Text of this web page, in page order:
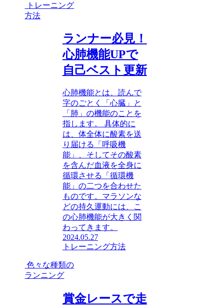
トレーニング
方法
ランナー必見！
心肺機能UPで
自己ベスト更新
心肺機能とは、読んで
字のごとく「心臓」と
「肺」の機能のことを
指します。 具体的に
は、体全体に酸素を送
り届ける「呼吸機
能」、そしてその酸素
を含んだ血液を全身に
循環させる「循環機
能」の二つを合わせた
ものです。マラソンな
どの持久運動には、こ
の心肺機能が大きく関
わってきます。
2024.05.27
トレーニング方法
色々な種類の
ランニング
賞金レースで走